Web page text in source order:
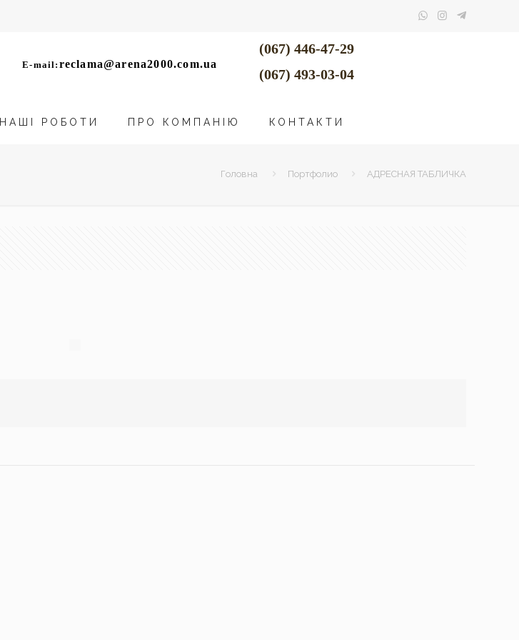
E-mail: reclama@arena2000.com.ua
(067) 446-47-29
(067) 493-03-04
НАШІ РОБОТИ ПРО КОМПАНІЮ КОНТАКТИ
Головна Портфолио АДРЕСНАЯ ТАБЛИЧКА